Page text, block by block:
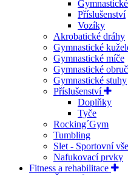
Příslušenství
Vozíky
Akrobatické dráhy
Gymnastické
Gymnastické míče
Gymnastické
Gymnastické stuhy
Příslušenství
Doplňky
Tyče
Rocking´Gym
Tumbling
Slet - Sportovní
Nafukovací prvky
Fitness a rehabilitace